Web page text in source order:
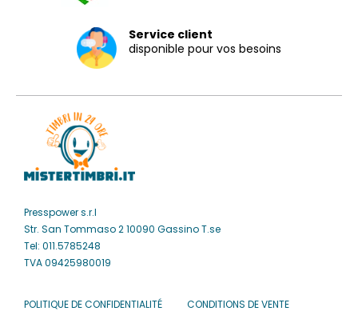
Service client
disponible pour vos besoins
Presspower s.r.l
Str. San Tommaso 2 10090 Gassino T.se
Tel: 011.5785248
TVA 09425980019
POLITIQUE DE CONFIDENTIALITÉ
CONDITIONS DE VENTE